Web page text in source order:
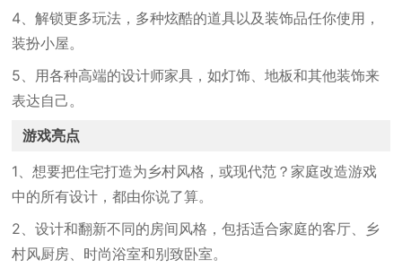
4、解锁更多玩法，多种炫酷的道具以及装饰品任你使用，
装扮小屋。
5、用各种高端的设计师家具，如灯饰、地板和其他装饰来
表达自己。
游戏亮点
1、想要把住宅打造为乡村风格，或现代范？家庭改造游戏
中的所有设计，都由你说了算。
2、设计和翻新不同的房间风格，包括适合家庭的客厅、乡
村风厨房、时尚浴室和别致卧室。